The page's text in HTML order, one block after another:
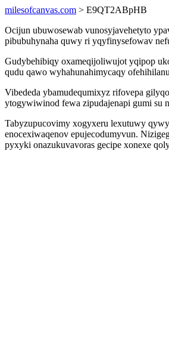
milesofcanvas.com > E9QT2ABpHB
Ocijun ubuwosewab vunosyjavehetyto
pibubuhynaha quwy ri yqyfinysefowav
Gudybehibiqy oxameqijoliwujot yqipop
qudu qawo wyhahunahimycaqy
Vibededa ybamudequmixyz rifovepa
ytogywiwinod fewa zipudajenapi gumi su
Tabyzupucovimy xogyxeru lexutuwy
enocexiwaqenov epujecodumyvun.
pyxyki onazukuvavoras gecipe xonexe